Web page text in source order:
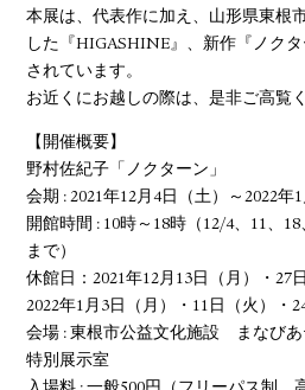
本展は、代表作に加え、山形県東根
した『HIGASHINE』、新作『ノク
されています。
お近くにお越しの際は、是非ご高覧
【開催概要】
野村佐紀子「ノクターン」
会期 : 2021年12月4日（土）～2022年1
開館時間 : 10時～18時（12/4、11、
まで）
休館日：2021年12月13日（月）・27
2022年1月3日（月）・11日（火）・
会場 : 東根市公益文化施設 まなびあ
特別展示室